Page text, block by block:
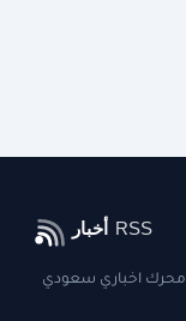
محرك اخباري سعودي